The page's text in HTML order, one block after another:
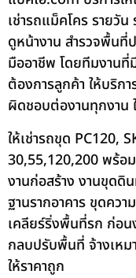
เช่ารถแม็คโคร รายวัน
ดูหน้างาน สำรวจพื้นที่ป
มืออาชีพ โดยทีมงานที่
ต้องการลูกค้า ให้บริก
ผิดชอบต่องานทุกงาน
ให้เช่ารถขุด PC120,
30,55,120,200 พร้อ
งานก่อสร้าง งานขุดดิ
ฐานรากอาคาร ขุดคว
เคลียร์ริ่งพื้นที่รก ก่อ
กลบปรับพื้นที่ จ้างเหม
ให้ราคาถูก